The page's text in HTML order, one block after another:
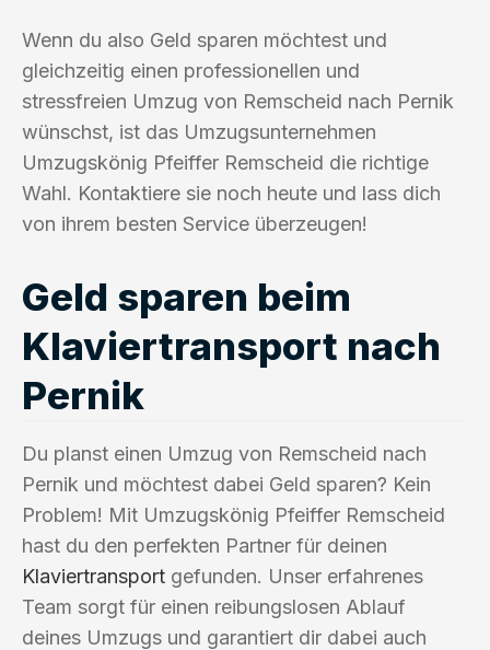
Wenn du also Geld sparen möchtest und
gleichzeitig einen professionellen und
stressfreien Umzug von Remscheid nach Pernik
wünschst, ist das Umzugsunternehmen
Umzugskönig Pfeiffer Remscheid die richtige
Wahl. Kontaktiere sie noch heute und lass dich
von ihrem besten Service überzeugen!
Geld sparen beim
Klaviertransport nach
Pernik
Du planst einen Umzug von Remscheid nach
Pernik und möchtest dabei Geld sparen? Kein
Problem! Mit Umzugskönig Pfeiffer Remscheid
hast du den perfekten Partner für deinen
Klaviertransport gefunden. Unser erfahrenes
Team sorgt für einen reibungslosen Ablauf
deines Umzugs und garantiert dir dabei auch